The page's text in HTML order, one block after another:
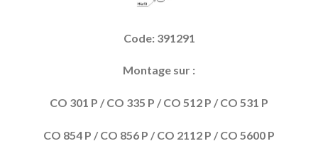
Code: 391291
Montage sur :
CO 301 P / CO 335 P / CO 512 P / CO 531 P
CO 854 P / CO 856 P / CO 2112 P / CO 5600 P